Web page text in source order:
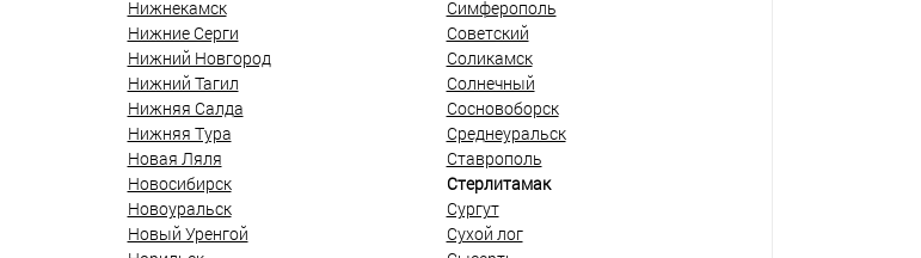
Нижнекамск
Нижние Серги
Нижний Новгород
Нижний Тагил
Нижняя Салда
Нижняя Тура
Новая Ляля
Новосибирск
Новоуральск
Новый Уренгой
Симферополь
Советский
Соликамск
Солнечный
Сосновоборск
Среднеуральск
Ставрополь
Стерлитамак
Сургут
Сухой лог